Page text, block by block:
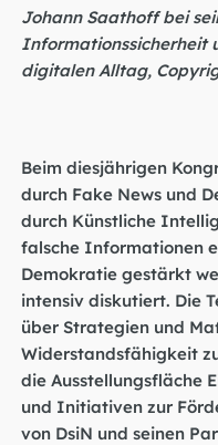
Johann Saathoff bei
Informationssicherheit
digitalen Alltag,
Beim diesjährigen
durch Fake News und
durch Künstliche
falsche Informationen
Demokratie gestärkt
intensiv diskutiert. Die
über Strategien und
Widerstandsfähigkeit
die Ausstellungsfläche
und Initiativen zur
von DsiN und seinen